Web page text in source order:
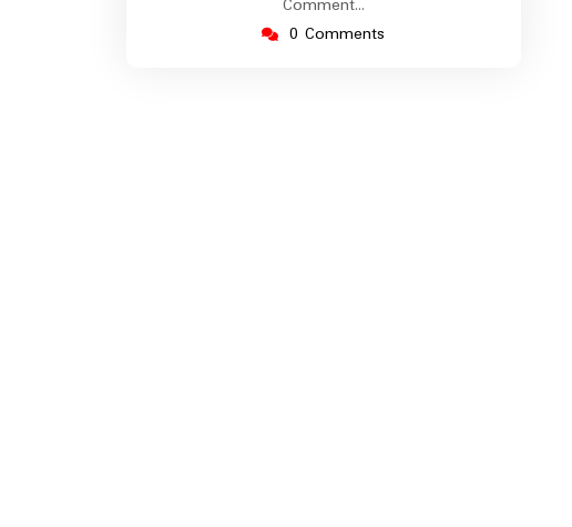
Comment…
0 Comments